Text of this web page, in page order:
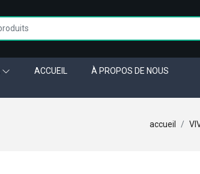
ACCUEIL À PROPOS DE NOUS
accueil